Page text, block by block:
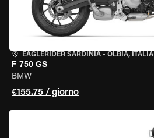
EAGLERIDER SARDINIA • OLBIA, ITALIA
F 750 GS
BMW
€155.75 / giorno